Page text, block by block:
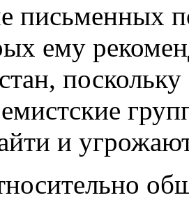
письменных
ему
и